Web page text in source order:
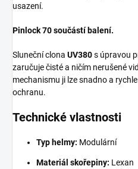
usazení.
Pinlock 70 součástí balení.
Sluneční clona UV380s úpravou
zaručuje čisté a ničím nerušené
mechanismu ji lze snadno a
ochranu.
Technické vlastnosti
Typ helmy: Modulární
Materiál skořepiny: Lexan